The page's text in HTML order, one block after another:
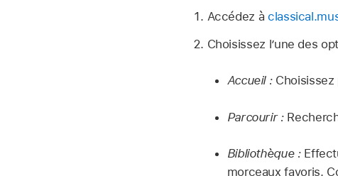
Accédez à
Choisissez l’une des
Accueil :Choisissez
Parcourir :
Bibliothèque :
morceaux favoris.